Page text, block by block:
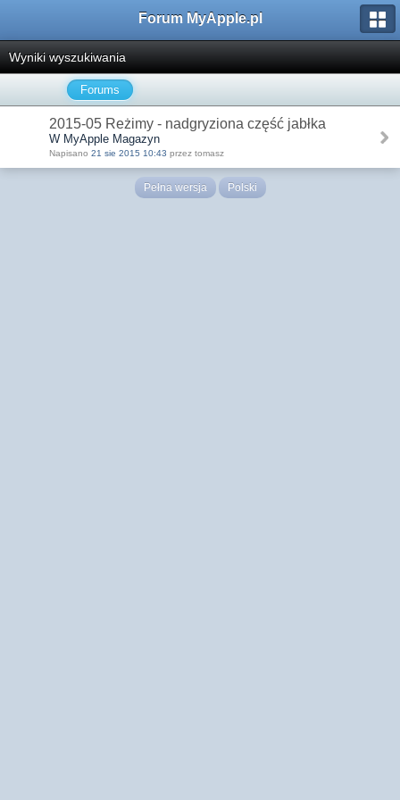
Forum MyApple.pl
Wyniki wyszukiwania
Forums
2015-05 Reżimy - nadgryziona część jabłka
W MyApple Magazyn
Napisano 21 sie 2015 10:43 przez tomasz
Pełna wersja Polski